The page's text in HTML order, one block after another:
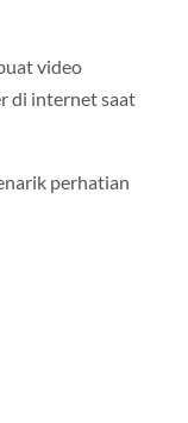
video
di internet saat
perhatian